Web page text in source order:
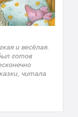
и весёлая.
готов
читала